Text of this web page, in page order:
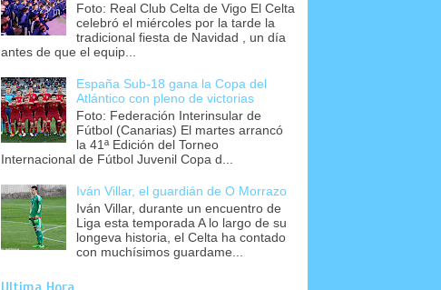
Foto: Real Club Celta de Vigo El Celta
celebró el miércoles por la tarde la
tradicional fiesta de Navidad , un día
antes de que el equip...
España Sub-18 gana la Copa del
Atlántico con pleno de victorias
Foto: Federación Interinsular de
Fútbol (Canarias) El martes arrancó
la 41ª Edición del Torneo
Internacional de Fútbol Juvenil Copa d...
Iván Villar, el guardián de O Morrazo
Iván Villar, durante un encuentro de
Liga esta temporada A lo largo de su
longeva historia, el Celta ha contado
con muchísimos guardame...